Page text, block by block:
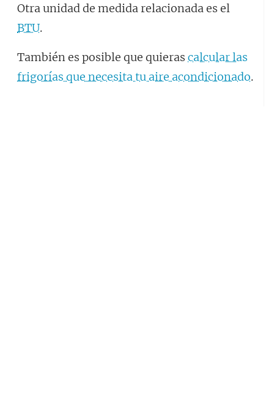
Otra unidad de medida relacionada es el
BTU.
También es posible que quieras calcular las
frigorías que necesita tu aire acondicionado.